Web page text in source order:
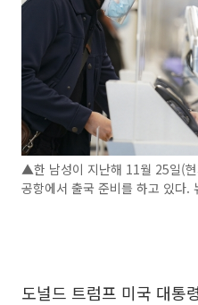
▲한 남성이 지난해 11월 25일(
공항에서 출국 준비를 하고 있다.
도널드 트럼프 미국 대통